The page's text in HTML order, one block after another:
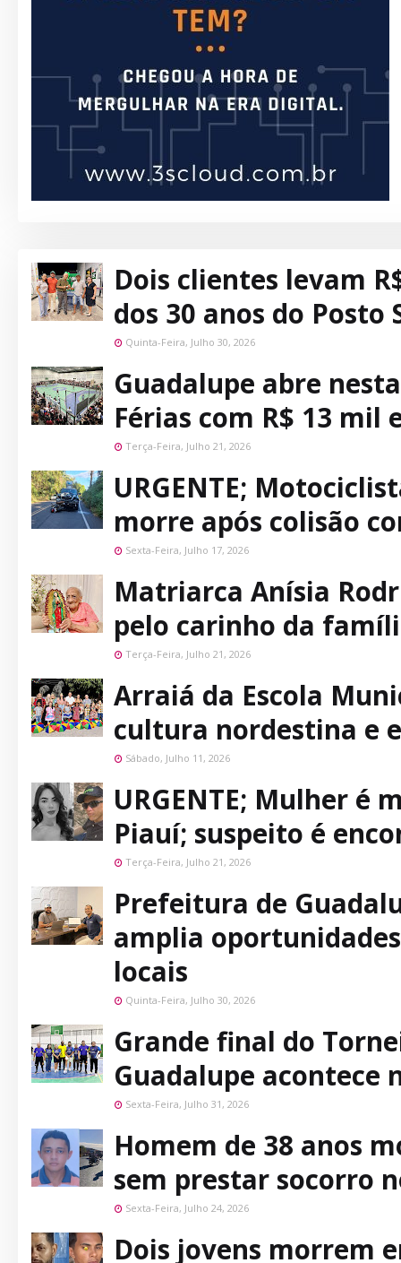
Dois clientes levam
dos 30 anos do Posto
Quinta-Feira, Julho 30, 2026
Guadalupe abre
Férias com R$ 13 mil
Terça-Feira, Julho 21, 2026
URGENTE;
morre após colisão
Sexta-Feira, Julho 17, 2026
Matriarca Anísia
pelo carinho da
Terça-Feira, Julho 21, 2026
Arraiá da Escola
cultura nordestina e
Sábado, Julho 11, 2026
URGENTE; Mulher é
Piauí; suspeito é
Terça-Feira, Julho 21, 2026
Prefeitura de
amplia
locais
Quinta-Feira, Julho 30, 2026
Grande final do
Guadalupe acontece
Sexta-Feira, Julho 31, 2026
Homem de 38 anos
sem prestar socorro
Sexta-Feira, Julho 24, 2026
Dois jovens morrem